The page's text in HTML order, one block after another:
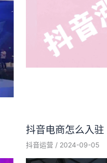
抖音电商怎么入
抖音运营 / 2024-09-05